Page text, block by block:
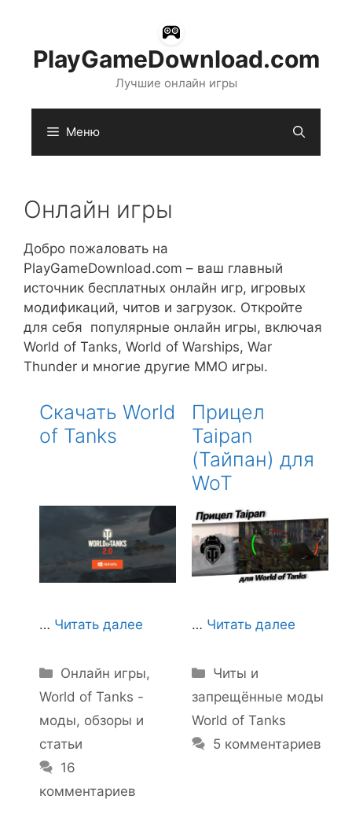
содержимому
PlayGameDownload.com
Лучшие онлайн игры
Меню
Онлайн игры
Добро пожаловать на
PlayGameDownload.com – ваш главный
источник бесплатных онлайн игр, игровых
модификаций, читов и загрузок. Откройте
для себя популярные онлайн игры, включая
World of Tanks, World of Warships, War
Thunder и многие другие MMO игры.
Скачать World
of Tanks
… Читать далее
Рубрики
Онлайн игры,
World of Tanks -
моды, обзоры и
статьи
16
комментариев
Прицел
Taipan
(Тайпан) для
WoT
… Читать далее
Рубрики
Читы и
запрещённые моды
World of Tanks
5 комментариев